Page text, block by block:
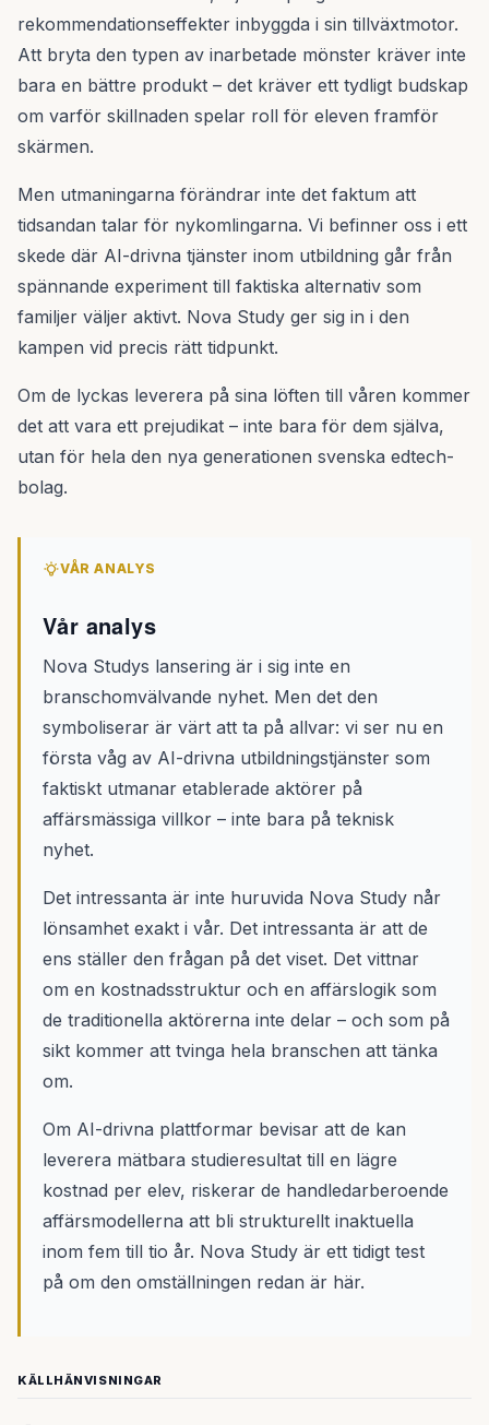
rekommendationseffekter inbyggda i sin tillväxtmotor.
Att bryta den typen av inarbetade mönster kräver inte
bara en bättre produkt – det kräver ett tydligt budskap
om varför skillnaden spelar roll för eleven framför
skärmen.
Men utmaningarna förändrar inte det faktum att
tidsandan talar för nykomlingarna. Vi befinner oss i ett
skede där AI-drivna tjänster inom utbildning går från
spännande experiment till faktiska alternativ som
familjer väljer aktivt. Nova Study ger sig in i den
kampen vid precis rätt tidpunkt.
Om de lyckas leverera på sina löften till våren kommer
det att vara ett prejudikat – inte bara för dem själva,
utan för hela den nya generationen svenska edtech-
bolag.
VÅR ANALYS
Vår analys
Nova Studys lansering är i sig inte en
branschomvälvande nyhet. Men det den
symboliserar är värt att ta på allvar: vi ser nu en
första våg av AI-drivna utbildningstjänster som
faktiskt utmanar etablerade aktörer på
affärsmässiga villkor – inte bara på teknisk
nyhet.
Det intressanta är inte huruvida Nova Study når
lönsamhet exakt i vår. Det intressanta är att de
ens ställer den frågan på det viset. Det vittnar
om en kostnadsstruktur och en affärslogik som
de traditionella aktörerna inte delar – och som på
sikt kommer att tvinga hela branschen att tänka
om.
Om AI-drivna plattformar bevisar att de kan
leverera mätbara studieresultat till en lägre
kostnad per elev, riskerar de handledarberoende
affärsmodellerna att bli strukturellt inaktuella
inom fem till tio år. Nova Study är ett tidigt test
på om den omställningen redan är här.
KÄLLHÄNVISNINGAR